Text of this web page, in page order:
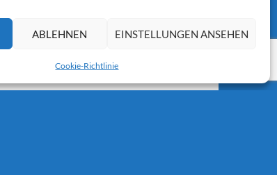
ABLEHNEN EINSTELLUNGEN ANSEHEN
Cookie-Richtlinie